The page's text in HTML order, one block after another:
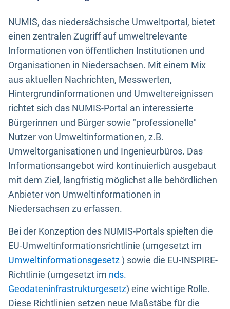
NUMIS, das niedersächsische Umweltportal, bietet
einen zentralen Zugriff auf umweltrelevante
Informationen von öffentlichen Institutionen und
Organisationen in Niedersachsen. Mit einem Mix
aus aktuellen Nachrichten, Messwerten,
Hintergrundinformationen und Umweltereignissen
richtet sich das NUMIS-Portal an interessierte
Bürgerinnen und Bürger sowie "professionelle"
Nutzer von Umweltinformationen, z.B.
Umweltorganisationen und Ingenieurbüros. Das
Informationsangebot wird kontinuierlich ausgebaut
mit dem Ziel, langfristig möglichst alle behördlichen
Anbieter von Umweltinformationen in
Niedersachsen zu erfassen.
Bei der Konzeption des NUMIS-Portals spielten die
EU-Umweltinformationsrichtlinie (umgesetzt im
Umweltinformationsgesetz) sowie die EU-INSPIRE-
Richtlinie (umgesetzt im nds.
Geodateninfrastrukturgesetz) eine wichtige Rolle.
Diese Richtlinien setzen neue Maßstäbe für die